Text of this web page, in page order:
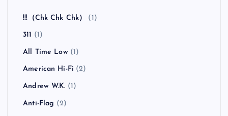
!!!（Chk Chk Chk） (1)
311 (1)
All Time Low(1)
American Hi-Fi (2)
Andrew W.K. (1)
Anti-Flag (2)